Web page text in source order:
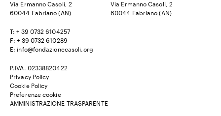
Via Ermanno Casoli, 2
60044 Fabriano (AN)
Via Ermanno Casoli, 2
60044 Fabriano (AN)
T: + 39 0732 6104257
F: + 39 0732 610289
E: info@fondazionecasoli.org
P.IVA. 02338820422
Privacy Policy
Cookie Policy
Preferenze cookie
AMMINISTRAZIONE TRASPARENTE